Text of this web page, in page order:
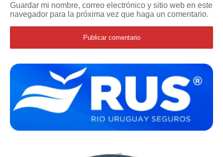
Guardar mi nombre, correo electrónico y sitio web en este
navegador para la próxima vez que haga un comentario.